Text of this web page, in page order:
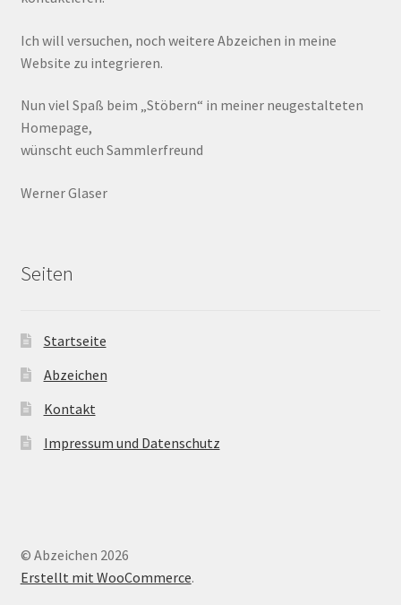
Ich will versuchen, noch weitere Abzeichen in meine
Website zu integrieren.
Nun viel Spaß beim „Stöbern“ in meiner neugestalteten
Homepage,
wünscht euch Sammlerfreund
Werner Glaser
Seiten
Startseite
Abzeichen
Kontakt
Impressum und Datenschutz
© Abzeichen 2026
Erstellt mit WooCommerce.